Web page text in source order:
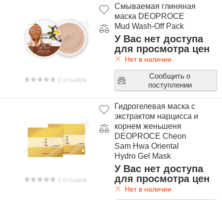
0 отзывов
Смываемая глиняная
маска DEOPROCE
Mud Wash-Off Pack
У Вас нет доступа
для просмотра цен
Нет в наличии
Сообщить о
поступлении
0 отзывов
Гидрогелевая маска с
экстрактом нарцисса и
корнем женьшеня
DEOPROCE Cheon
Sam Hwa Oriental
Hydro Gel Mask
У Вас нет доступа
для просмотра цен
Нет в наличии